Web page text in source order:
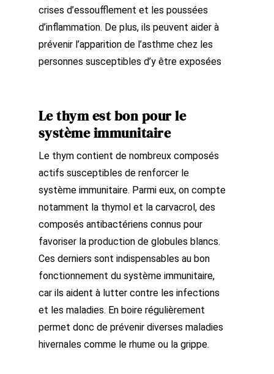
crises d’essoufflement et les poussées
d’inflammation. De plus, ils peuvent aider à
prévenir l’apparition de l’asthme chez les
personnes susceptibles d’y être exposées
Le thym est bon pour le
système immunitaire
Le thym contient de nombreux composés
actifs susceptibles de renforcer le
système immunitaire. Parmi eux, on compte
notamment la thymol et la carvacrol, des
composés antibactériens connus pour
favoriser la production de globules blancs.
Ces derniers sont indispensables au bon
fonctionnement du système immunitaire,
car ils aident à lutter contre les infections
et les maladies. En boire régulièrement
permet donc de prévenir diverses maladies
hivernales comme le rhume ou la grippe.